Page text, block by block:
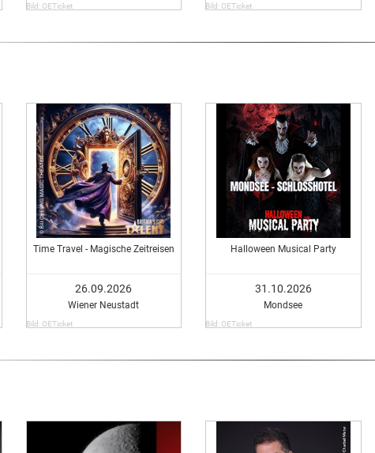
Bild: OETicket Bild: OETicket
Time Travel - Magische Zeitreisen
26.09.2026
Wiener Neustadt
Bild: OETicket
Halloween Musical Party
31.10.2026
Mondsee
Bild: OETicket